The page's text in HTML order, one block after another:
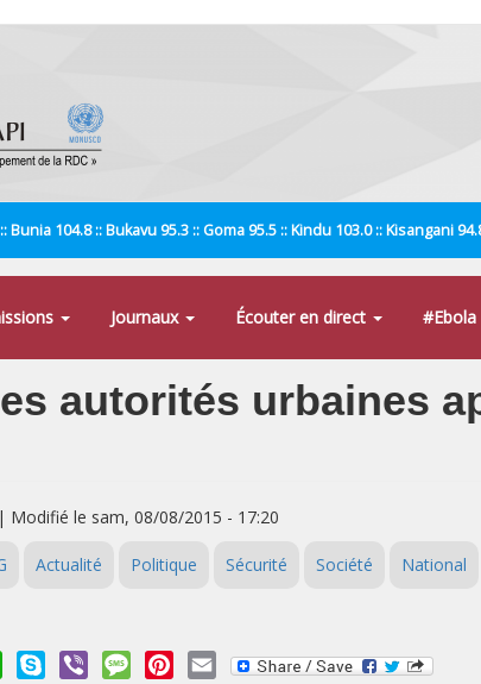
Bunia 104.8 :: Bukavu 95.3 :: Goma 95.5 :: Kindu 103.0 :: Kisangani
Journaux Écouter en direct #Ebola
autorités urbaines
Modifié le sam, 08/08/2015 - 17:20
Actualité Politique Sécurité Société National
WhatsApp
Skype Viber MessagePinterest
Email